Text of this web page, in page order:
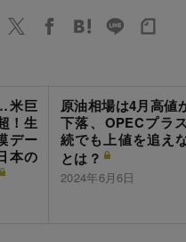
米巨
！生
デー
本の
原油相場は4月高値
下落、OPECプラ
続でも上値を追え
とは？
2024年6月6日